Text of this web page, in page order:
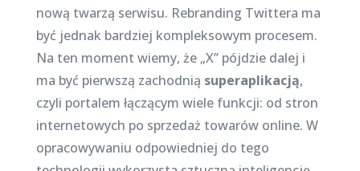
nową twarzą serwisu. Rebranding Twittera ma
być jednak bardziej kompleksowym procesem.
Na ten moment wiemy, że „X” pójdzie dalej i
ma być pierwszą zachodnią superaplikacją,
czyli portalem łączącym wiele funkcji: od stron
internetowych po sprzedaż towarów online. W
opracowywaniu odpowiedniej do tego